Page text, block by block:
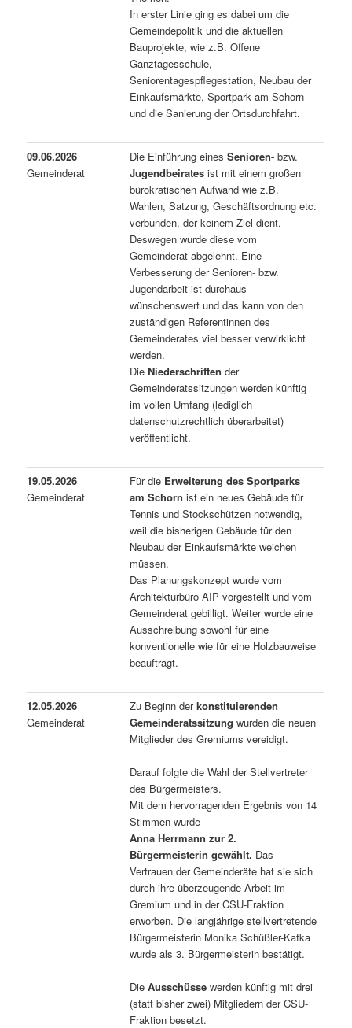
In erster Linie ging es dabei um die
Gemeindepolitik und die aktuellen
Bauprojekte, wie z.B. Offene
Ganztagesschule,
Seniorentagespflegestation, Neubau der
Einkaufsmärkte, Sportpark am Schorn
und die Sanierung der Ortsdurchfahrt.
09.06.2026
Gemeinderat
Die Einführung einesSenioren- bzw.
Jugendbeirates ist mit einem großen
bürokratischen Aufwand wie z.B.
Wahlen, Satzung, Geschäftsordnung etc.
verbunden, der keinem Ziel dient.
Deswegen wurde diese vom
Gemeinderat abgelehnt. Eine
Verbesserung der Senioren- bzw.
Jugendarbeit ist durchaus
wünschenswert und das kann von den
zuständigen Referentinnen des
Gemeinderates viel besser verwirklicht
werden.
DieNiederschriften der
Gemeinderatssitzungen werden künftig
im vollen Umfang (lediglich
datenschutzrechtlich überarbeitet)
veröffentlicht.
19.05.2026
Gemeinderat
Für die Erweiterung des Sportparks
am Schorn ist ein neues Gebäude für
Tennis und Stockschützen notwendig,
weil die bisherigen Gebäude für den
Neubau der Einkaufsmärkte weichen
müssen.
Das Planungskonzept wurde vom
Architekturbüro AIP vorgestellt und vom
Gemeinderat gebilligt. Weiter wurde eine
Ausschreibung sowohl für eine
konventionelle wie für eine Holzbauweise
beauftragt.
12.05.2026
Gemeinderat
Zu Beginn derkonstituierenden
Gemeinderatssitzung wurden die neuen
Mitglieder des Gremiums vereidigt.
Darauf folgte die Wahl der Stellvertreter
des Bürgermeisters.
Mit dem hervorragenden Ergebnis von 14
Stimmen wurde
Anna Herrmann zur 2.
Bürgermeisterin gewählt. Das
Vertrauen der Gemeinderäte hat sie sich
durch ihre überzeugende Arbeit im
Gremium und in der CSU-Fraktion
erworben. Die langjährige stellvertretende
Bürgermeisterin Monika Schüßler-Kafka
wurde als 3. Bürgermeisterin bestätigt.
DieAusschüsse werden künftig mit drei
(statt bisher zwei) Mitgliedern der CSU-
Fraktion besetzt.